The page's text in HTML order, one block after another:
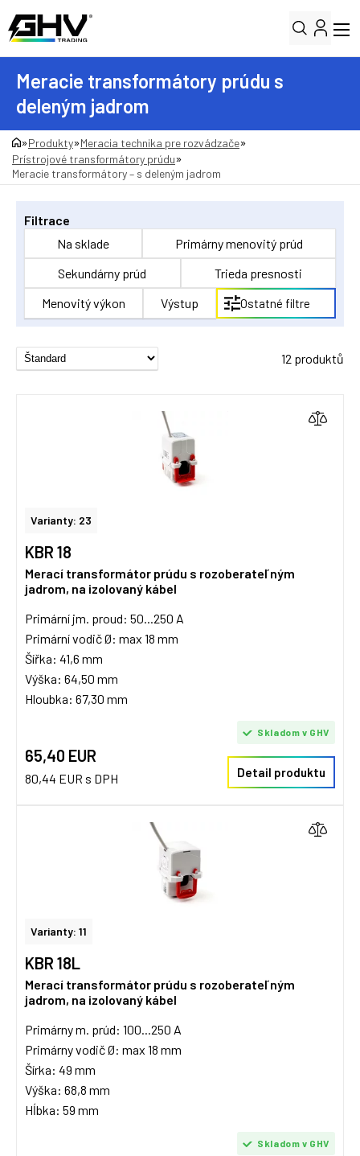
Meracie transformátory prúdu s
deleným jadrom
»Produkty»Meracia technika pre rozvádzače»
Prístrojové transformátory prúdu»
Meracie transformátory – s deleným jadrom
Filtrace
Na sklade
Primárny menovitý prúd
Sekundárny prúd
Trieda presnosti
Menovitý výkon
Výstup Ostatné filtre
12 produktů
Varianty: 23
KBR 18
Merací transformátor prúdu s rozoberateľným
jadrom, na izolovaný kábel
Primární jm. proud: 50...250 A
Primární vodič Ø: max 18 mm
Šířka: 41,6 mm
Výška: 64,50 mm
Hloubka: 67,30 mm
65,40 EUR
80,44 EUR s DPH
Skladom v GHV
Detail produktu
Varianty: 11
KBR 18L
Merací transformátor prúdu s rozoberateľným
jadrom, na izolovaný kábel
Primárny m. prúd: 100...250 A
Primárny vodič Ø: max 18 mm
Šírka: 49 mm
Výška: 68,8 mm
Hĺbka: 59 mm
Skladom v GHV